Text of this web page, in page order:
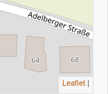
Leaflet |